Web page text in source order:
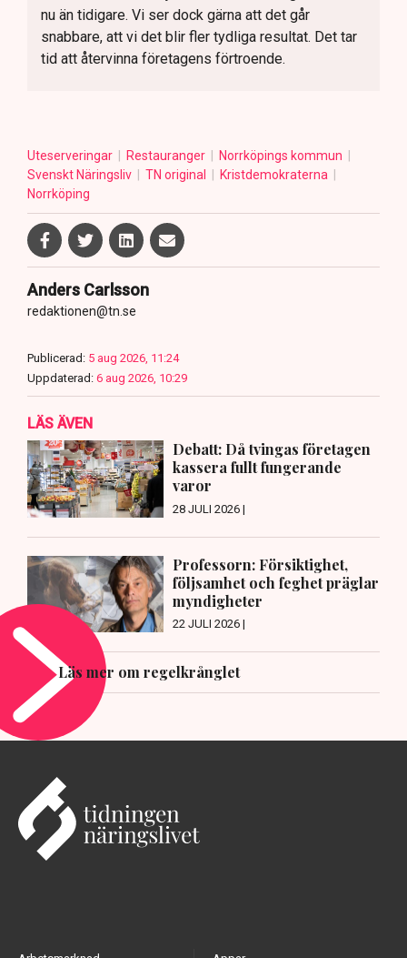
nu än tidigare. Vi ser dock gärna att det går
snabbare, att vi det blir fler tydliga resultat. Det tar
tid att återvinna företagens förtroende.
Uteserveringar Restauranger
Norrköpings kommun
Svenskt Näringsliv
TN original
Kristdemokraterna
Norrköping
Anders Carlsson
redaktionen@tn.se
Publicerad: 5 aug 2026, 11:24
Uppdaterad: 6 aug 2026, 10:29
LÄS ÄVEN
Debatt: Då tvingas företagen
kassera fullt fungerande
varor
28 JULI 2026 |
Professorn: Försiktighet,
följsamhet och feghet präglar
myndigheter
22 JULI 2026 |
Läs mer om regelkrånglet